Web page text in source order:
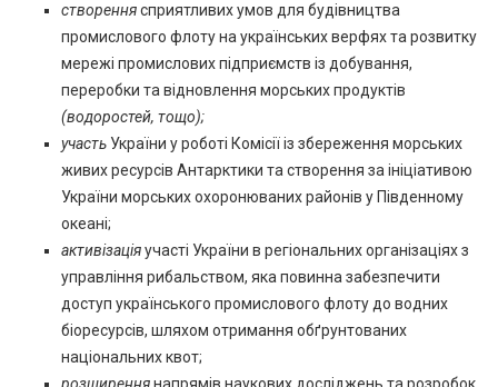
створеннясприятливих умов для будівництва
промислового флоту на українських верфях та розвитку
мережі промислових підприємств із добування,
переробки та відновлення морських продуктів
(водоростей, тощо);
участь України у роботі Комісії із збереження морських
живих ресурсів Антарктики та створення за ініціативою
України морських охоронюваних районів у Південному
океані;
активізаціяучасті України в регіональних організаціях з
управління рибальством, яка повинна забезпечити
доступ українського промислового флоту до водних
біоресурсів, шляхом отримання обґрунтованих
національних квот;